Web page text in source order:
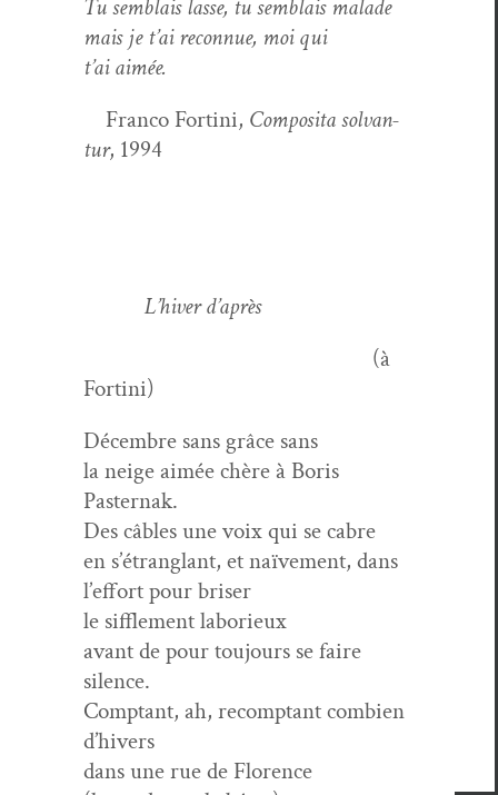
Tu sem­blais lasse, tu sem­blais malade
mais je t’ai recon­nue, moi qui
t’ai aimée.
Fran­co For­ti­ni, Com­posi­ta solvan­
tur, 1994
L’hiver d’après
(à
Fortini)
Décem­bre sans grâce sans
la neige aimée chère à Boris
Pasternak.
Des câbles une voix qui se cabre
en s’étranglant, et naïve­ment, dans
l’effort pour briser
le sif­fle­ment laborieux
avant de pour tou­jours se faire
silence.
Comp­tant, ah, recomp­tant com­bi­en
d’hivers
dans une rue de Florence